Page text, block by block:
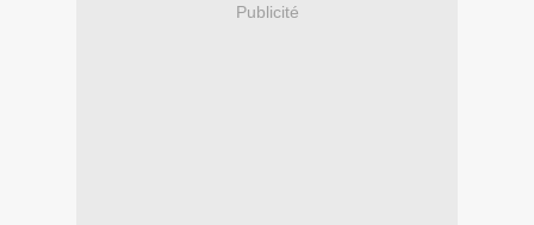
Publicité